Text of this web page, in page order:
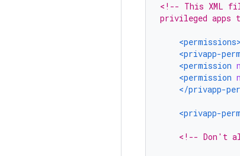
<!-- This XML
privileged apps
<permissions>
<privapp-
<permission
<permission
</privapp-
<privapp-
<!-- Don't